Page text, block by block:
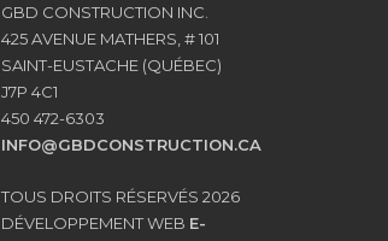
GBD CONSTRUCTION INC.
425 AVENUE MATHERS, # 101
SAINT-EUSTACHE (QUÉBEC)
J7P 4C1
450 472-6303
INFO@GBDCONSTRUCTION.CA
TOUS DROITS RÉSERVÉS 2026
DÉVELOPPEMENT WEB E-